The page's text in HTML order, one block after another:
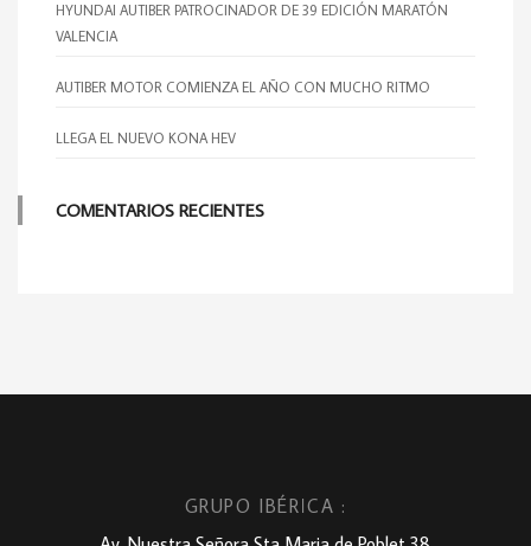
HYUNDAI AUTIBER PATROCINADOR DE 39 EDICIÓN MARATÓN
VALENCIA
AUTIBER MOTOR COMIENZA EL AÑO CON MUCHO RITMO
LLEGA EL NUEVO KONA HEV
COMENTARIOS RECIENTES
GRUPO IBÉRICA :